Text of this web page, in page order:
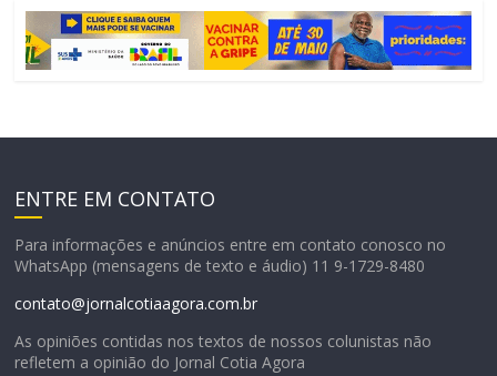
ENTRE EM CONTATO
Para informações e anúncios entre em contato conosco no
WhatsApp (mensagens de texto e áudio) 11 9-1729-8480
contato@jornalcotiaagora.com.br
As opiniões contidas nos textos de nossos colunistas não
refletem a opinião do Jornal Cotia Agora